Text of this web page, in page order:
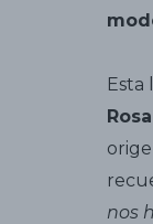
Esta
nos